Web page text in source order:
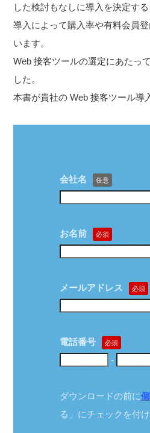
した検討もなしに導入を決定す
導入によって購入率や有料会員
います。
Web 接客ツールの選定にあたっ
した。
本書が貴社の Web 接客ツール導
会社名 任意
お名前 必須
メールアドレス 必須
電話番号 必須
-
ダウンロードの前に
る」にチェックを付